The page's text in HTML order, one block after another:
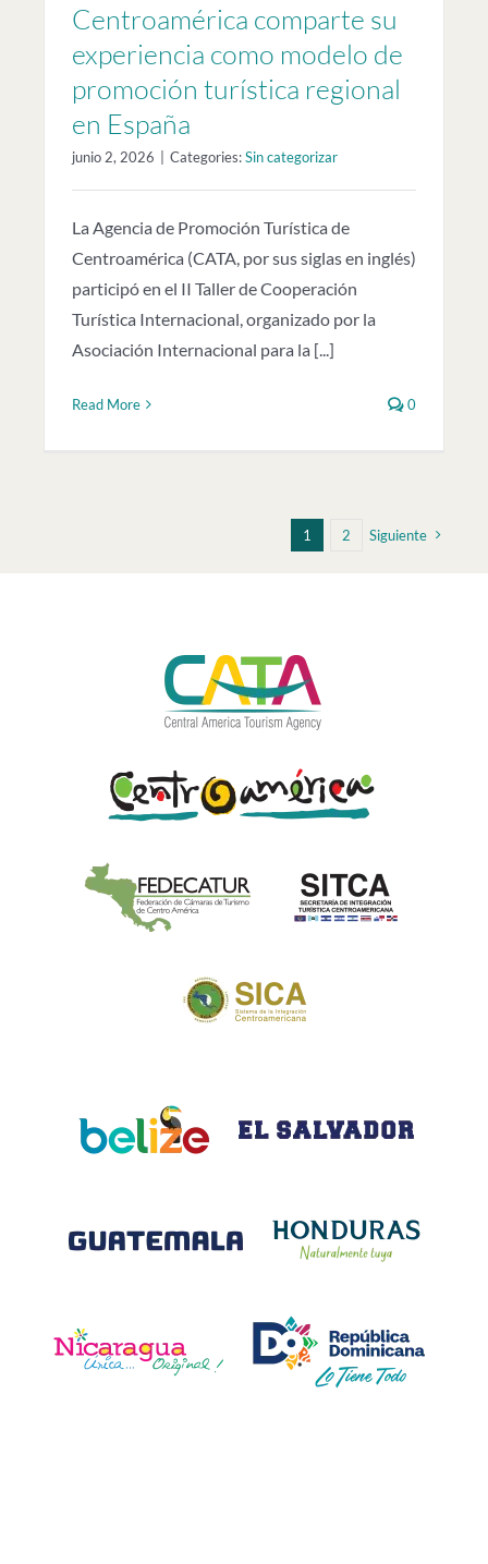
Centroamérica comparte su
experiencia como modelo de
promoción turística regional
en España
junio 2, 2026 Categories:Sin categorizar
La Agencia de Promoción Turística de
Centroamérica (CATA, por sus siglas en inglés)
participó en el II Taller de Cooperación
Turística Internacional, organizado por la
Asociación Internacional para la [...]
Read More 0
1 2 Siguiente